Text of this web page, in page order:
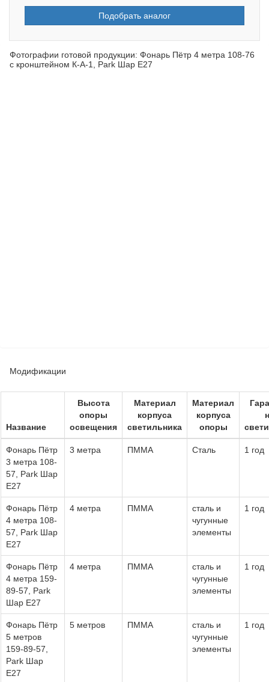
Подобрать аналог
Фотографии готовой продукции: Фонарь Пётр 4 метра 108-76
с кронштейном К-А-1, Park Шар Е27
Модификации
Название
Высота
опоры
освещения
Материал
корпуса
светильника
Материал
корпуса
опоры
Фонарь Пётр
3 метра 108-
57, Park Шар
Е27
3 метра ПММА Сталь 1 год
Фонарь Пётр
4 метра 108-
57, Park Шар
Е27
4 метра ПММА
сталь и
чугунные
элементы
1 год
Фонарь Пётр
4 метра 159-
89-57, Park
Шар Е27
4 метра ПММА
сталь и
чугунные
элементы
1 год
Фонарь Пётр
5 метров
159-89-57,
Park Шар
Е27
5 метров ПММА
сталь и
чугунные
элементы
1 год